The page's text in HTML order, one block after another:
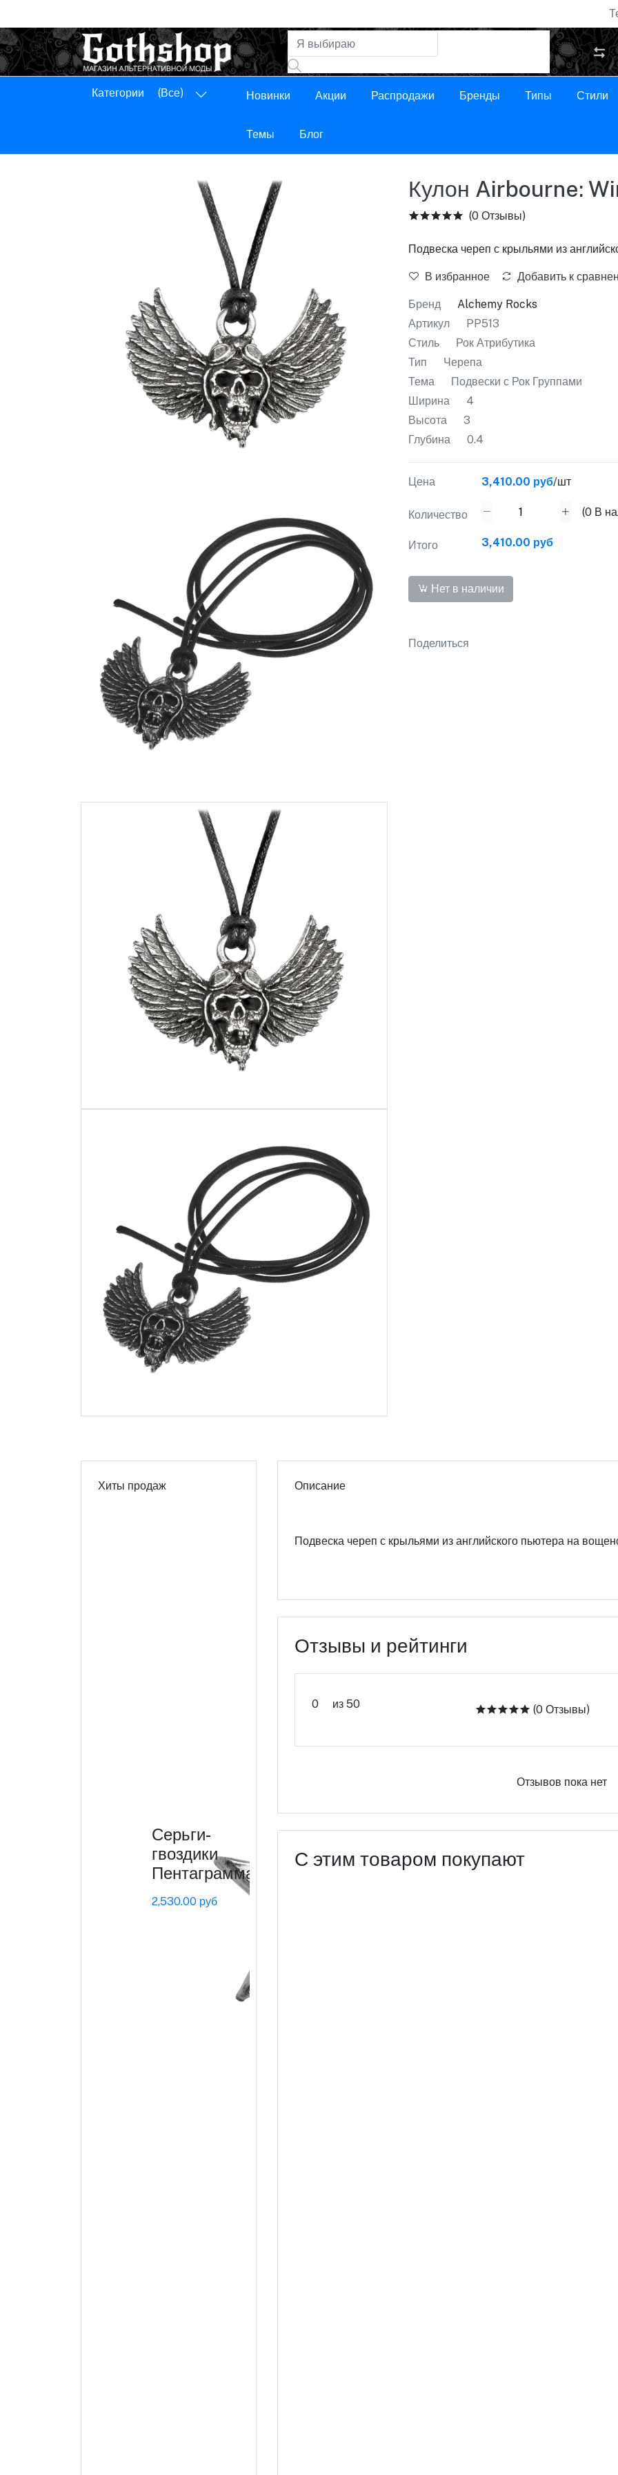
Панель управления
Категории (Все) Новинки Акции Распродажи Бренды Типы Стили
Темы Блог
Кулон Airbourne:
(0 Отзывы)
Подвеска череп с крыльями из
В избранное Добавить к
Бренд
Alchemy Rocks
Артикул
PP513
Стиль
Рок Атрибутика
Тип
Черепа
Тема
Подвески с Рок Группами
Ширина
4
Высота
3
Глубина
0.4
Цена 3,410.00 руб/шт
Количество (0В
Итого 3,410.00 руб
Нет в наличии
Поделиться
Хиты продаж
Серьги-
гвоздики
Пентаграмма
2,530.00 руб
Описание
Подвеска череп с крыльями из английского пьютера на
Отзывы и рейтинги
0 из 50 (0 Отзывы)
Отзывов пока нет
С этим товаром покупают